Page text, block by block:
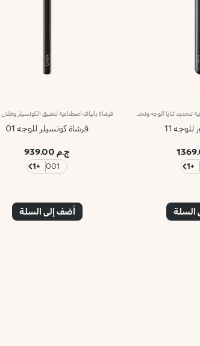
11
+1
السلة
فرشاة كونسيلر للوجه 01
ج.م 939.00
001
+1
أضف إلى السلة